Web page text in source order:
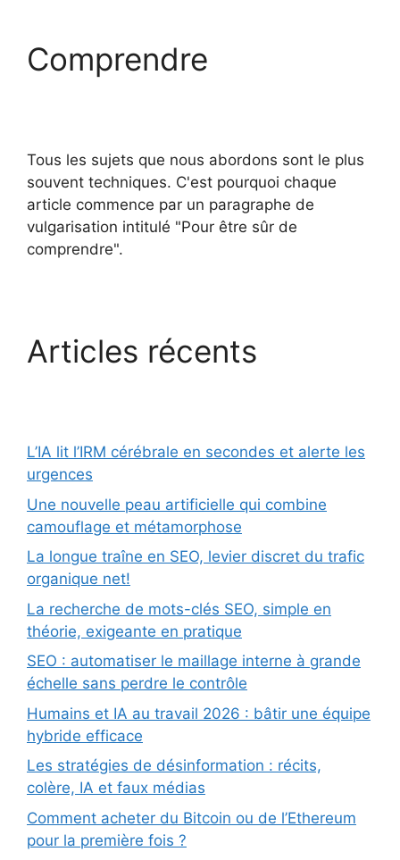
Comprendre
Tous les sujets que nous abordons sont le plus
souvent techniques. C'est pourquoi chaque
article commence par un paragraphe de
vulgarisation intitulé "Pour être sûr de
comprendre".
Articles récents
L’IA lit l’IRM cérébrale en secondes et alerte les
urgences
Une nouvelle peau artificielle qui combine
camouflage et métamorphose
La longue traîne en SEO, levier discret du trafic
organique net!
La recherche de mots-clés SEO, simple en
théorie, exigeante en pratique
SEO : automatiser le maillage interne à grande
échelle sans perdre le contrôle
Humains et IA au travail 2026 : bâtir une équipe
hybride efficace
Les stratégies de désinformation : récits,
colère, IA et faux médias
Comment acheter du Bitcoin ou de l’Ethereum
pour la première fois ?